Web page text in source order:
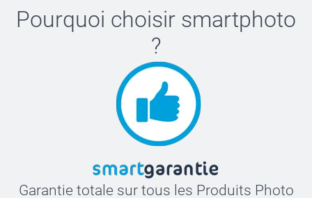
Pourquoi choisir smartphoto
?
Garantie totale sur tous les Produits Photo